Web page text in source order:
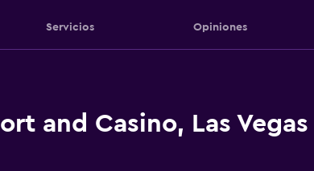
Servicios Opiniones
and Casino, Las Vegas